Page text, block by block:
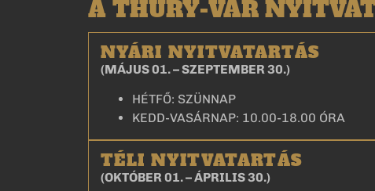
A THURY-VÁR
NYÁRI NYITVATARTÁS
(MÁJUS 01. – SZEPTEMBER 30.)
HÉTFŐ: SZÜNNAP
KEDD-VASÁRNAP: 10.00-18.00 ÓRA
TÉLI NYITVATARTÁS
(OKTÓBER 01. – ÁPRILIS 30.)